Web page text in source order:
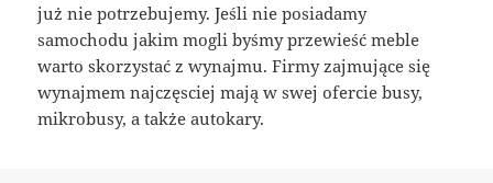
już nie potrzebujemy. Jeśli nie posiadamy
samochodu jakim mogli byśmy przewieść meble
warto skorzystać z wynajmu. Firmy zajmujące się
wynajmem najczęsciej mają w swej ofercie busy,
mikrobusy, a także autokary.